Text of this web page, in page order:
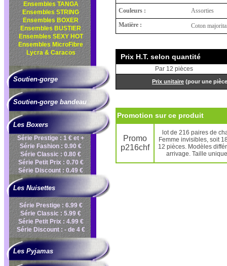
Ensembles TANGA
Ensembles STRING
Ensembles BOXER
Ensembles BUSTIER
Ensembles SEXY HOT
Ensembles MicroFibre
Lycra & Caracos
Soutien-gorge
Soutien-gorge bandeau
Les Boxers
Série Prestige : 1 € et +
Série Fashion : 0.90 €
Série Classic : 0.80 €
Série Petit Prix : 0.70 €
Série Discount : 0.49 €
Les Nuisettes
Série Prestige : 6.99 €
Série Classic : 5.99 €
Série Petit Prix : 4.99 €
Série Discount : - de 4 €
Les Pyjamas
Couleurs :
Assorties
Matière :
Coton
Prix H.T. selon quantité
Par 12 pièces
Prix unitaire (pour une
Promotion sur ce produit
Promo
p216chf
lot de 216 paires de
Femme invisibles, soit
12 pièces. Modèles
arrivage. Taille